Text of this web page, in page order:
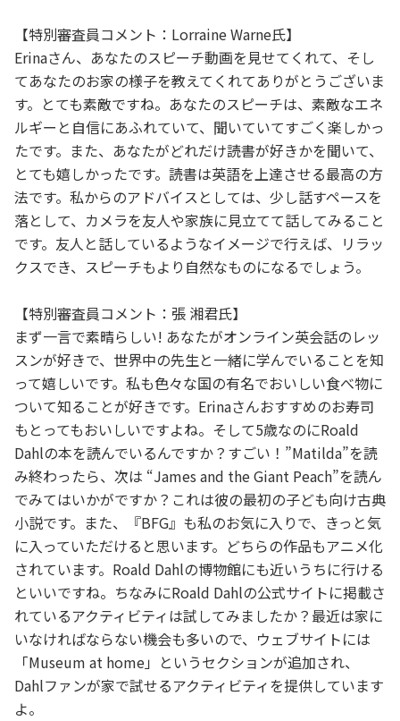
【特別審査員コメント：Lorraine Warne氏】
Erinaさん、あなたのスピーチ動画を見せてくれて、そし
てあなたのお家の様子を教えてくれてありがとうございま
す。とても素敵ですね。あなたのスピーチは、素敵なエネ
ルギーと自信にあふれていて、聞いていてすごく楽しかっ
たです。また、あなたがどれだけ読書が好きかを聞いて、
とても嬉しかったです。読書は英語を上達させる最高の方
法です。私からのアドバイスとしては、少し話すペースを
落として、カメラを友人や家族に見立てて話してみること
です。友人と話しているようなイメージで行えば、リラッ
クスでき、スピーチもより自然なものになるでしょう。
【特別審査員コメント：張 湘君氏】
まず一言で素晴らしい! あなたがオンライン英会話のレッ
スンが好きで、世界中の先生と一緒に学んでいることを知
って嬉しいです。私も色々な国の有名でおいしい食べ物に
ついて知ることが好きです。Erinaさんおすすめのお寿司
もとってもおいしいですよね。そして5歳なのにRoald
Dahlの本を読んでいるんですか？すごい！”Matilda”を読
み終わったら、次は “James and the Giant Peach”を読ん
でみてはいかがですか？これは彼の最初の子ども向け古典
小説です。また、『BFG』も私のお気に入りで、きっと気
に入っていただけると思います。どちらの作品もアニメ化
されています。Roald Dahlの博物館にも近いうちに行ける
といいですね。ちなみにRoald Dahlの公式サイトに掲載さ
れているアクティビティは試してみましたか？最近は家に
いなければならない機会も多いので、ウェブサイトには
「Museum at home」というセクションが追加され、
Dahlファンが家で試せるアクティビティを提供しています
よ。